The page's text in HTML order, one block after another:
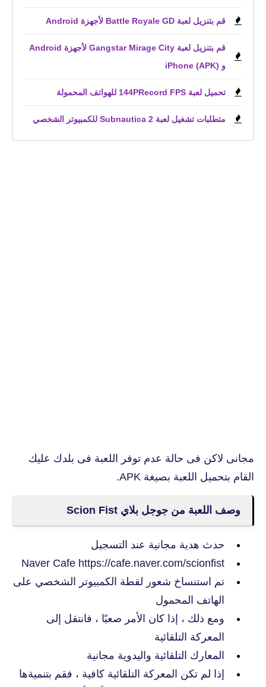
قم بتنزيل لعبة Battle Royale GD لأجهزة Android
قم بتنزيل لعبة Gangstar Mirage City لأجهزة Android
و iPhone (APK)
تحميل لعبة 144PRecord FPS للهواتف المحمولة
متطلبات تشغيل لعبة Subnautica 2 للكمبيوتر الشخصي
مجانى لاكن فى حالة عدم توفر اللعبة فى بلدك عليك
القام بتحميل اللعبة بصيغة APK.
وصف اللعبة من جوجل بلاي Scion Fist
حدث هدية مجانية عند التسجيل
Naver Cafe https://cafe.naver.com/scionfist
تم استنساخ شعور لقطة الكمبيوتر الشخصي على
الهاتف المحمول
ومع ذلك ، إذا كان الأمر صعبًا ، فانتقل إلى
المعركة التلقائية
المعارك التلقائية واليدوية مجانية
إذا لم تكن المعركة التلقائية كافية ، فقم بتنميةها